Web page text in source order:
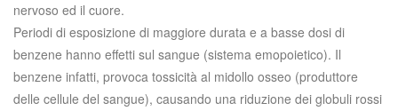
nervoso ed il cuore.
Periodi di esposizione di maggiore durata e a basse dosi di
benzene hanno effetti sul sangue (sistema emopoietico). Il
benzene infatti, provoca tossicità al midollo osseo (produttore
delle cellule del sangue), causando una riduzione dei globuli rossi